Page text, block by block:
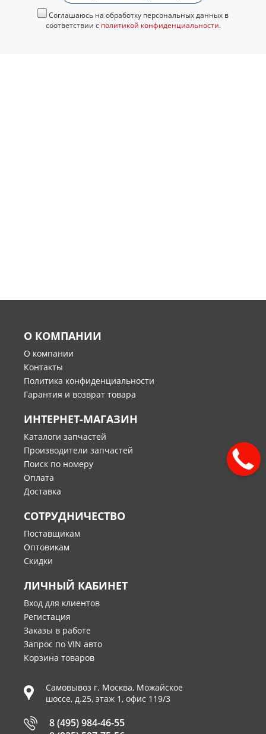
Соглашаюсь на обработку персональных данных в
соответствии с политикой конфиденциальности.
О КОМПАНИИ
О компании
Контакты
Политика конфиденциальности
Гарантия и возврат товара
ИНТЕРНЕТ-МАГАЗИН
Каталоги запчастей
Производители запчастей
Поиск по номеру
Оплата
Доставка
СОТРУДНИЧЕСТВО
Поставщикам
Оптовикам
Скидки
ЛИЧНЫЙ КАБИНЕТ
Вход для клиентов
Регистация
Заказы в работе
Запрос по VIN авто
Корзина товаров
Самовывоз г. Москва, Можайское
шоссе, д.25, этаж 1, офис 119/3
8 (495) 984-46-55